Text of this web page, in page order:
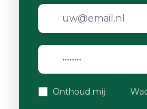
Onthoud mij